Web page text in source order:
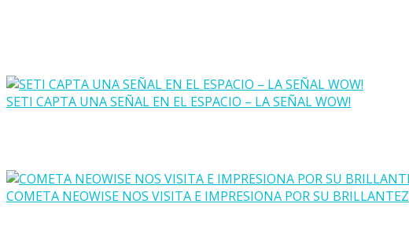
SETI CAPTA UNA SEÑAL EN EL ESPACIO – LA SEÑAL WOW!
COMETA NEOWISE NOS VISITA E IMPRESIONA POR SU BRILLANTEZ